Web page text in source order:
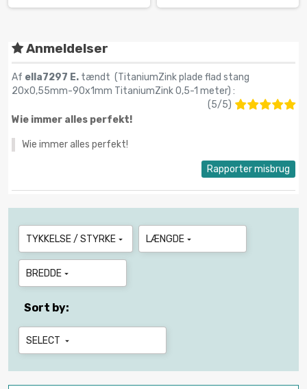
Anmeldelser
Af ella7297 E. tændt (TitaniumZink plade flad stang
20x0,55mm-90x1mm TitaniumZink 0,5-1 meter) :
(5/5)
Wie immer alles perfekt!
Wie immer alles perfekt!
Rapporter misbrug
TYKKELSE / STYRKE  LÆNGDE 
BREDDE 
Sort by:
SELECT 